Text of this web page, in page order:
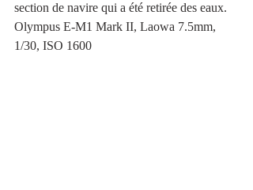
section de navire qui a été retirée des eaux.
Olympus E-M1 Mark II, Laowa 7.5mm,
1/30, ISO 1600